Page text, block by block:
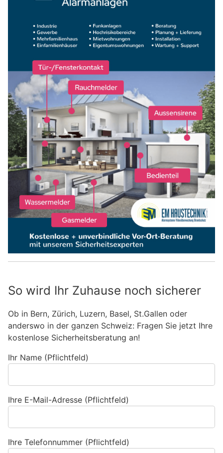
So wird Ihr Zuhause noch sicherer
Ob in Bern, Zürich, Luzern, Basel, St.Gallen oder
anderswo in der ganzen Schweiz: Fragen Sie jetzt Ihre
kostenlose Sicherheitsberatung an!
Ihr Name (Pflichtfeld)
Ihre E-Mail-Adresse (Pflichtfeld)
Ihre Telefonnummer (Pflichtfeld)